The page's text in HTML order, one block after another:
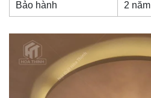
Bảo hành 2 năm